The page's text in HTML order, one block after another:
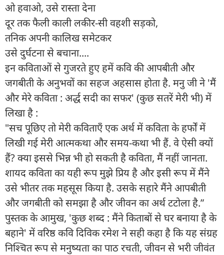
ओ हवाओ, उसे रास्ता देना
दूर तक फैली काली लकीर-सी वहशी सड़को,
तनिक अपनी कालिख समेटकर
उसे दुर्घटना से बचाना....
इन कविताओं से गुजरते हुए हमें कवि की आपबीती और
जगबीती के अनुभवों का सहज अहसास होता है. मनु जी ने 'मैं
और मेरे कविता : अर्द्ध सदी का सफर' (कुछ सतरें मेरी भी) में
लिखा है :
"सच पूछिए तो मेरी कविताएँ एक अर्थ में कविता के हर्फों में
लिखी गई मेरी आत्मकथा और समय-कथा भी हैं. वे ऐसी क्यों
हैं? क्या इससे भिन्न भी हो सकती है कविता, मैं नहीं जानता.
शायद कविता का यही रूप मुझे प्रिय है और इसी रूप में मैंने
उसे भीतर तक महसूस किया है. उसके सहारे मैंने आपबीती
और जगबीती को समझा है और जीवन का अर्थ टटोला है.”
पुस्तक के आमुख, 'कुछ शब्द : मैंने किताबों से घर बनाया है के
बहाने' में वरिष्ठ कवि दिविक रमेश ने सही कहा है कि यह संग्रह
निश्चित रूप से मनुष्यता का पाठ रचती, जीवन से भरी जीवंत